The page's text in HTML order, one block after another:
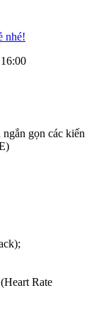
nhé!
gọn các kiến
Rate